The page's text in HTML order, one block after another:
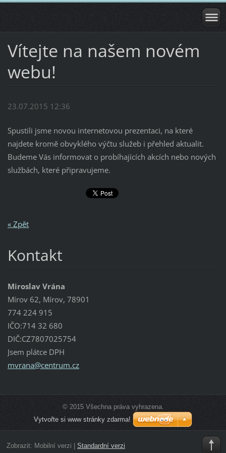
Vítejte na našem novém
webu!
23.07.2015 12:36
Spustili jsme novou internetovou prezentaci, na které
najdete kromě obvyklého výčtu služeb i přehled aktualit.
Budeme Vás informovat o probíhajících akcích nebo nových
službách, které připravujeme.
« Zpět
Kontakt
Miroslav Vrána
Mírov 62, Mírov, 78901
774 224 915
IČO:714 32 680
DIČ:CZ7807025754
Jsem plátce DPH
mvrana@centrum.cz
© 2015 Všechna práva vyhrazena.
Vytvořte si www stránky zdarma!
Zobrazit: Mobilní verzi Standardní verzi